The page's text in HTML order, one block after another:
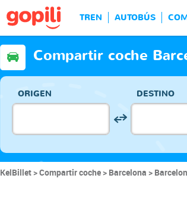
TREN AUTOBÚS
Compartir coche
ORIGEN DESTINO
KelBillet Compartir coche Barcelona